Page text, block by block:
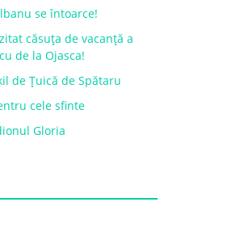
se întoarce!
căsuța de vacanță a
de la Ojasca!
de Țuică de Spătaru
cele sfinte
Gloria